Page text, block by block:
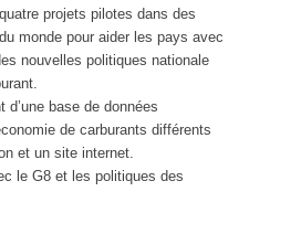
projets pilotes dans des
monde pour aider les pays avec
nouvelles politiques nationale
d’une base de données
de carburants différents
et un site internet.
le G8 et les politiques des